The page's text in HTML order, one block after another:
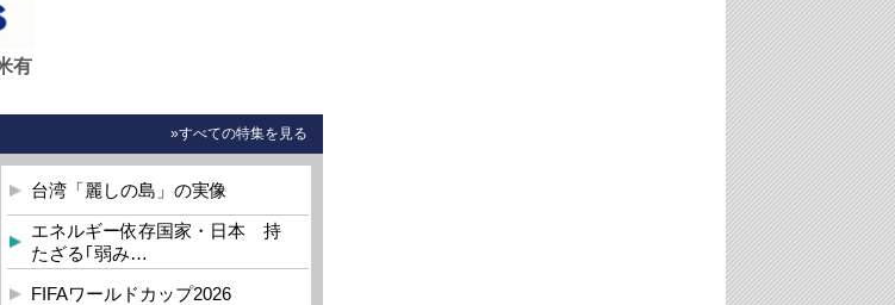
有
»すべての特集を見る
台湾「麗しの島」の実像
エネルギー依存国家・日本 持
たざる｢弱み…
FIFAワールドカップ2026